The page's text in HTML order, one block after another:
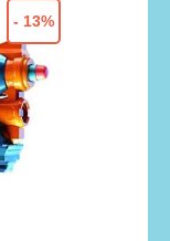
- 13%